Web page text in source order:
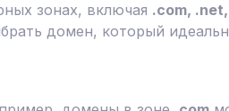
зонах, включая .com,
домен, который